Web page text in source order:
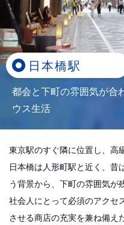
日本橋駅
都会と下町の雰囲気が合
ウス生活
東京駅のすぐ隣に位置し、高
日本橋は人形町駅と近く、昔
う背景から、下町の雰囲気が
社会人にとって必須のアクセ
させる商店の充実を兼ね備え